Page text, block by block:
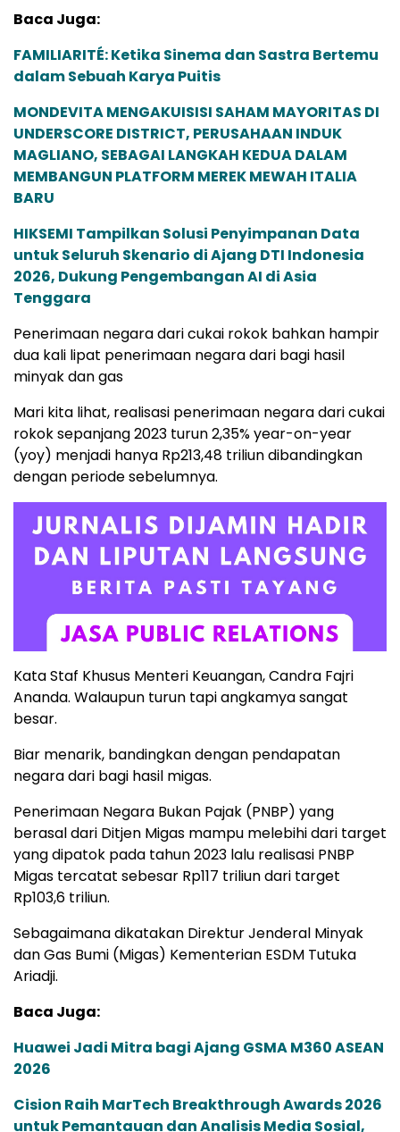
Baca Juga:
FAMILIARITÉ: Ketika Sinema dan Sastra Bertemu
dalam Sebuah Karya Puitis
MONDEVITA MENGAKUISISI SAHAM MAYORITAS DI
UNDERSCORE DISTRICT, PERUSAHAAN INDUK
MAGLIANO, SEBAGAI LANGKAH KEDUA DALAM
MEMBANGUN PLATFORM MEREK MEWAH ITALIA
BARU
HIKSEMI Tampilkan Solusi Penyimpanan Data
untuk Seluruh Skenario di Ajang DTI Indonesia
2026, Dukung Pengembangan AI di Asia
Tenggara
Penerimaan negara dari cukai rokok bahkan hampir
dua kali lipat penerimaan negara dari bagi hasil
minyak dan gas
Mari kita lihat, realisasi penerimaan negara dari cukai
rokok sepanjang 2023 turun 2,35% year-on-year
(yoy) menjadi hanya Rp213,48 triliun dibandingkan
dengan periode sebelumnya.
Kata Staf Khusus Menteri Keuangan, Candra Fajri
Ananda. Walaupun turun tapi angkamya sangat
besar.
Biar menarik, bandingkan dengan pendapatan
negara dari bagi hasil migas.
Penerimaan Negara Bukan Pajak (PNBP) yang
berasal dari Ditjen Migas mampu melebihi dari target
yang dipatok pada tahun 2023 lalu realisasi PNBP
Migas tercatat sebesar Rp117 triliun dari target
Rp103,6 triliun.
Sebagaimana dikatakan Direktur Jenderal Minyak
dan Gas Bumi (Migas) Kementerian ESDM Tutuka
Ariadji.
Baca Juga:
Huawei Jadi Mitra bagi Ajang GSMA M360 ASEAN
2026
Cision Raih MarTech Breakthrough Awards 2026
untuk Pemantauan dan Analisis Media Sosial,